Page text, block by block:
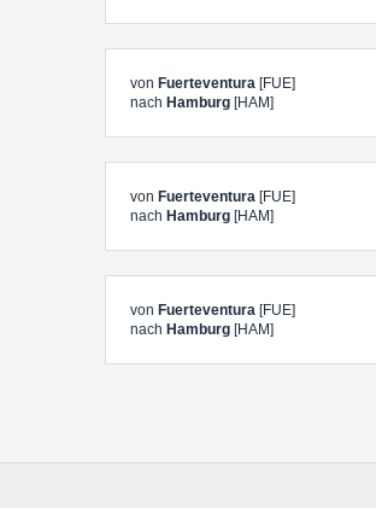
von Fuerteventura [FUE]
nach Hamburg [HAM]
von Fuerteventura [FUE]
nach Hamburg [HAM]
von Fuerteventura [FUE]
nach Hamburg [HAM]